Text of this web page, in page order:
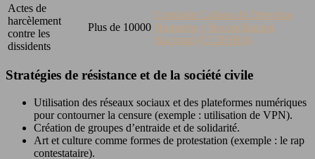
Actes de
harcèlement
contre les
dissidents
Plus de 10000
Comisión Cubana de Derechos
Humanos y Reconciliación
Nacional (CCDHRN)
Stratégies de résistance et de la société civile
Utilisation des réseaux sociaux et des plateformes numériques
pour contourner la censure (exemple : utilisation de VPN).
Création de groupes d’entraide et de solidarité.
Art et culture comme formes de protestation (exemple : le rap
contestataire).